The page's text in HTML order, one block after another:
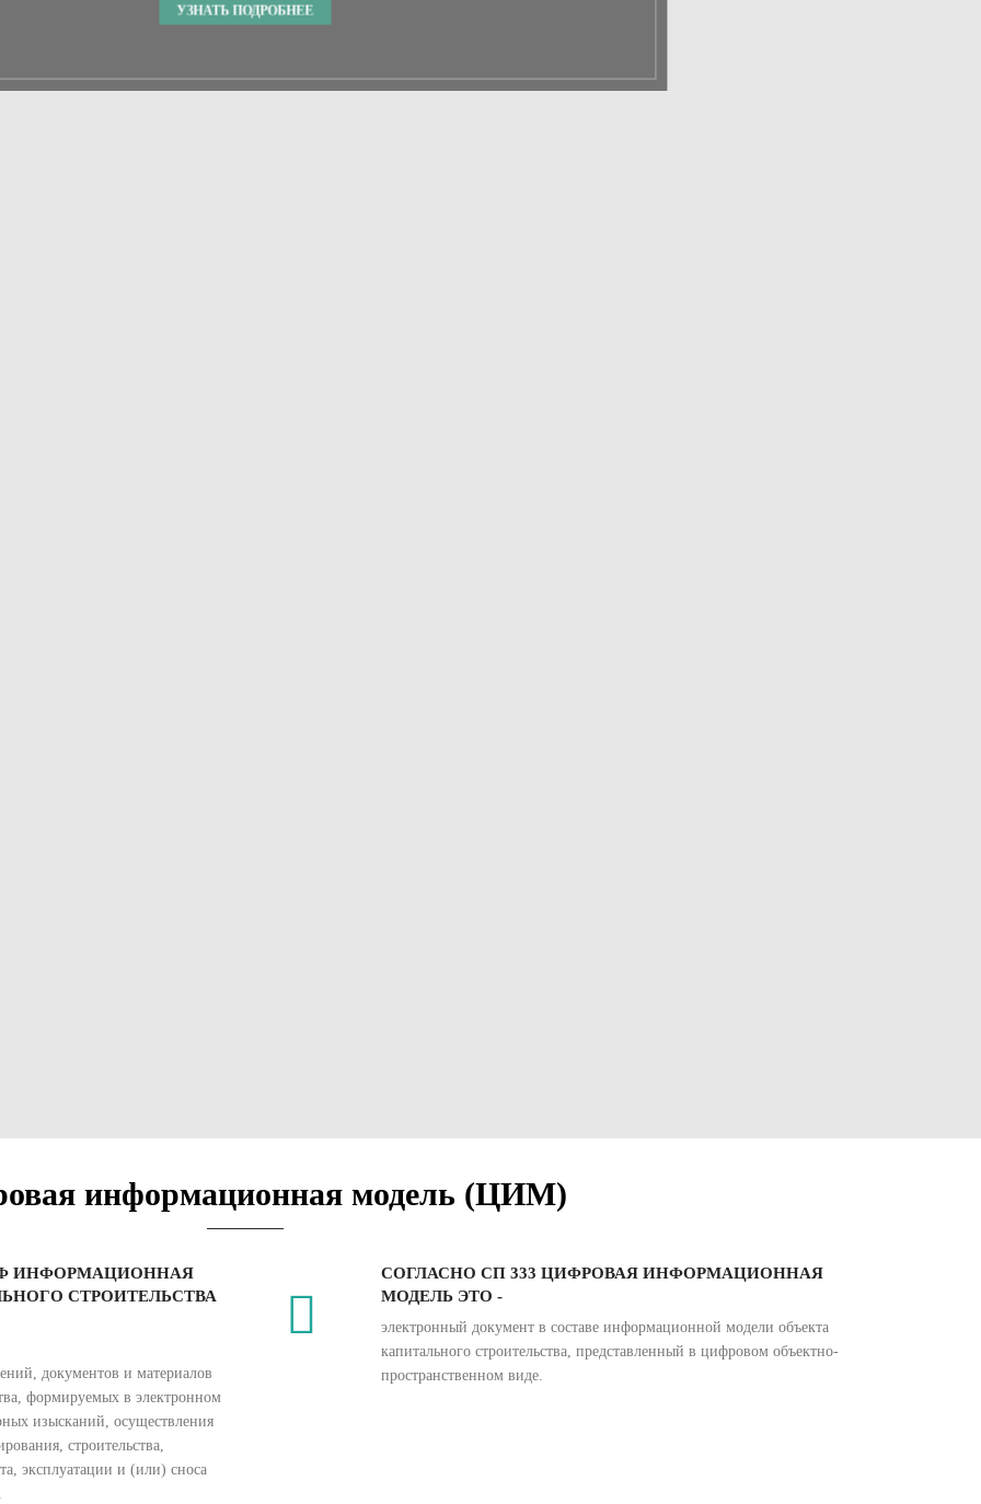
УЗНАТЬ ПОДРОБНЕЕ
вая информационная модель (ЦИМ)
ИНФОРМАЦИОННАЯ
СТРОИТЕЛЬСТВА
документов и материалов
формируемых в электронном
изысканий, осуществления
строительства,
эксплуатации и (или) сноса
СОГЛАСНО СП 333 ЦИФРОВАЯ ИНФОРМАЦИОННАЯ
МОДЕЛЬ ЭТО -
электронный документ в составе информационной модели объекта
капитального строительства, представленный в цифровом объектно-
пространственном виде.